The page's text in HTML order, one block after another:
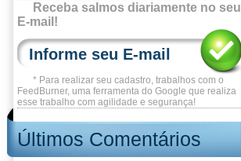
Receba salmos diariamente no seu
E-mail!
* Para realizar seu cadastro, trabalhos com o
FeedBurner, uma ferramenta do Google que realiza
esse trabalho com agilidade e segurança!
Últimos Comentários